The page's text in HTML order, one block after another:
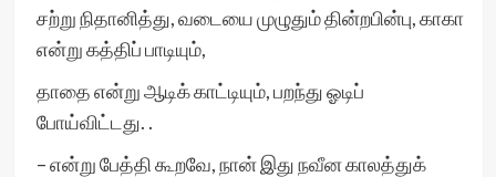
சற்று நிதானித்து, வடையை முழுதும் தின்றபின்பு, காகா
என்று கத்திப் பாடியும்,
தாதை என்று ஆடிக் காட்டியும், பறந்து ஓடிப்
போய்விட்டது. .
– என்று பேத்தி கூறவே, நான் இது நவீன காலத்துக்